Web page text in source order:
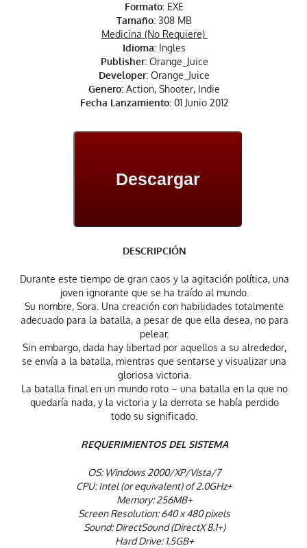
Formato: EXE
Tamaño: 308 MB
Medicina (No Requiere)
Idioma: Ingles
Publisher:Orange_Juice
Developer: Orange_Juice
Genero: Action, Shooter, Indie
Fecha Lanzamiento:01 Junio 2012
Descargar
DESCRIPCIÓN
Durante este tiempo de gran caos y la agitación política, una
joven ignorante que se ha traído al mundo.
Su nombre, Sora. Una creación con habilidades totalmente
adecuado para la batalla, a pesar de que ella desea, no para
pelear.
Sin embargo, dada hay libertad por aquellos a su alrededor,
se envía a la batalla, mientras que sentarse y visualizar una
gloriosa victoria.
La batalla final en un mundo roto – una batalla en la que no
quedaría nada, y la victoria y la derrota se había perdido
todo su significado.
REQUERIMIENTOS DEL SISTEMA
OS: Windows 2000/XP/Vista/7
CPU: Intel (or equivalent) of 2.0GHz+
Memory: 256MB+
Screen Resolution: 640 x 480 pixels
Sound: DirectSound (DirectX 8.1+)
Hard Drive: 1.5GB+